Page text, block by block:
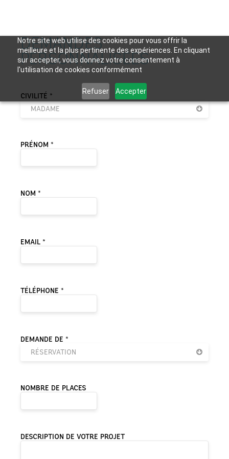
Notre site web utilise des cookies pour vous offrir la
meilleure et la plus pertinente des expériences. En cliquant
sur accepter, vous donnez votre consentement à
l'utilisation de cookies conformément
Refuser Accepter
DEMANDES
PERSONNALISÉES
VEUILLEZ LAISSER CE CHAMP VIDE.
CIVILITÉ *
MADAME
PRÉNOM *
NOM *
EMAIL *
TÉLÉPHONE *
DEMANDE DE *
RÉSERVATION
NOMBRE DE PLACES
DESCRIPTION DE VOTRE PROJET